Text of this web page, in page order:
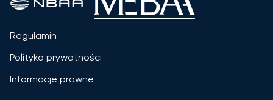
Regulamin
Polityka prywatności
Informacje prawne